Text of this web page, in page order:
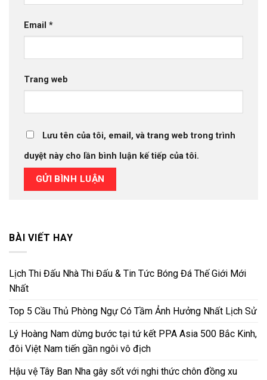
Email *
Trang web
Lưu tên của tôi, email, và trang web trong trình
duyệt này cho lần bình luận kế tiếp của tôi.
BÀI VIẾT HAY
Lịch Thi Đấu Nhà Thi Đấu & Tin Tức Bóng Đá Thế Giới Mới
Nhất
Top 5 Cầu Thủ Phòng Ngự Có Tầm Ảnh Hưởng Nhất Lịch Sử
Lý Hoàng Nam dừng bước tại tứ kết PPA Asia 500 Bắc Kinh,
đôi Việt Nam tiến gần ngôi vô địch
Hậu vệ Tây Ban Nha gây sốt với nghi thức chôn đồng xu